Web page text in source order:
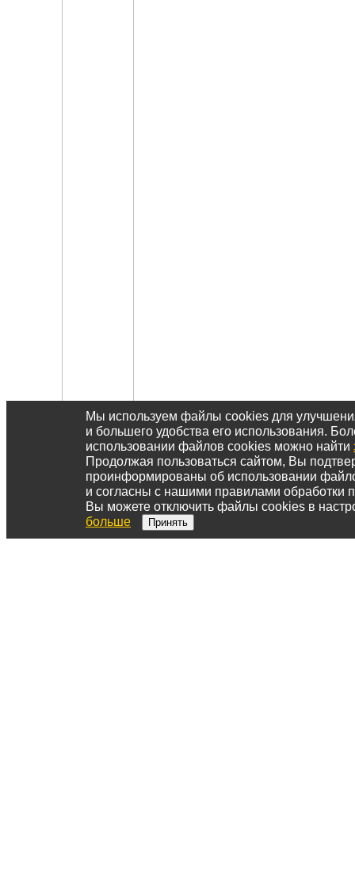
Мы используем файлы cookies для
и большего удобства его использования.
использовании файлов cookies можно найти
Продолжая пользоваться сайтом, Вы
проинформированы об использовании
и согласны с нашими правилами обработки
Вы можете отключить файлы cookies в
больше
Принять